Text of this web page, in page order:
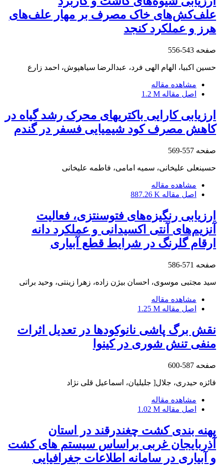
علف‌کش‌های خاک مصرف بر مهار علف‌های
هرز و عملکرد کنجد
صفحه 543-556
حسین اکبیا، الهام الهی فرد، عبدالرضا سیاهپوش، احمد زارع
مشاهده مقاله
اصل مقاله 1.2 M
ارزیابی کارایی باکتری‎های محرک رشد گیاه در
کاهش مصرف کود شیمیایی فسفر در گندم
صفحه 557-569
حسینعلی علیخانی، سمیه امامی، فاطمه علیخانی
مشاهده مقاله
اصل مقاله 887.26 K
ارزیابی رنگیزه‌های فتوسنتزی، فعالیت
آنزیم‌های آنتی اکسیدانی و عملکرد دانه
ارقام گلرنگ در شرایط قطع آبیاری
صفحه 571-586
سید مجتبی موسوی، احسان بیژن زاده، زهرا زینتی، وحید براتی
مشاهده مقاله
اصل مقاله 1.25 M
نقش برگ پاشی نانوکودها در تعدیل اثرات
منفی تنش شوری در کینوا
صفحه 587-600
فائزه حیدری، جلال[ جلیلیان، اسماعیل قلی نژاد
مشاهده مقاله
اصل مقاله 1.02 M
پهنه بندی کشت چغندرقند در استان
آذربایجان غربی براساس سیستم های کشت
و آبیاری در سامانه اطلاعات جغرافیایی